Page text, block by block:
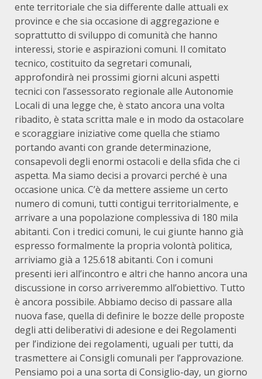
ente territoriale che sia differente dalle attuali ex
province e che sia occasione di aggregazione e
soprattutto di sviluppo di comunità che hanno
interessi, storie e aspirazioni comuni. Il comitato
tecnico, costituito da segretari comunali,
approfondirà nei prossimi giorni alcuni aspetti
tecnici con l’assessorato regionale alle Autonomie
Locali di una legge che, è stato ancora una volta
ribadito, è stata scritta male e in modo da ostacolare
e scoraggiare iniziative come quella che stiamo
portando avanti con grande determinazione,
consapevoli degli enormi ostacoli e della sfida che ci
aspetta. Ma siamo decisi a provarci perché è una
occasione unica. C’è da mettere assieme un certo
numero di comuni, tutti contigui territorialmente, e
arrivare a una popolazione complessiva di 180 mila
abitanti. Con i tredici comuni, le cui giunte hanno già
espresso formalmente la propria volontà politica,
arriviamo già a 125.618 abitanti. Con i comuni
presenti ieri all’incontro e altri che hanno ancora una
discussione in corso arriveremmo all’obiettivo. Tutto
è ancora possibile. Abbiamo deciso di passare alla
nuova fase, quella di definire le bozze delle proposte
degli atti deliberativi di adesione e dei Regolamenti
per l’indizione dei regolamenti, uguali per tutti, da
trasmettere ai Consigli comunali per l’approvazione.
Pensiamo poi a una sorta di Consiglio-day, un giorno